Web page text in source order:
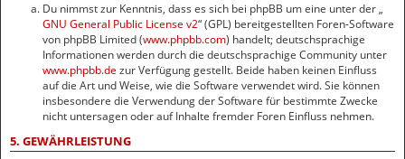
Du nimmst zur Kenntnis, dass es sich bei phpBB um eine unter der „
GNU General Public License v2“ (GPL) bereitgestellten Foren-Software
von phpBB Limited (www.phpbb.com) handelt; deutschsprachige
Informationen werden durch die deutschsprachige Community unter
www.phpbb.de zur Verfügung gestellt. Beide haben keinen Einfluss
auf die Art und Weise, wie die Software verwendet wird. Sie können
insbesondere die Verwendung der Software für bestimmte Zwecke
nicht untersagen oder auf Inhalte fremder Foren Einfluss nehmen.
5. GEWÄHRLEISTUNG